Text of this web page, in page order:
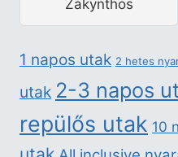
Zakynthos
1 napos utak 2 hetes
utak 2-3 napos
repülős utak 10